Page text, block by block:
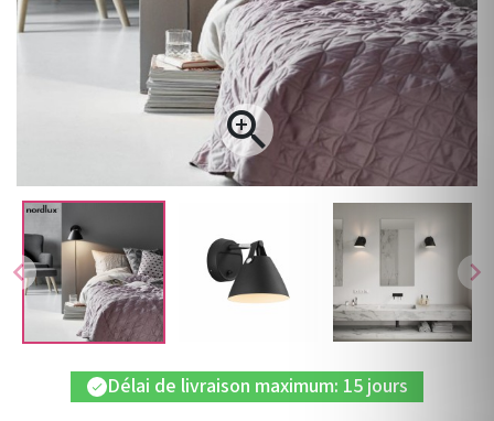
chevron_left chevron_right

check Délai de livraison maximum: 15 jours